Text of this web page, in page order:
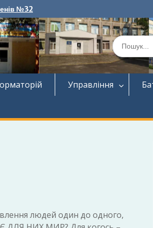
№32
Шукати:
Управління
людей один до одного,